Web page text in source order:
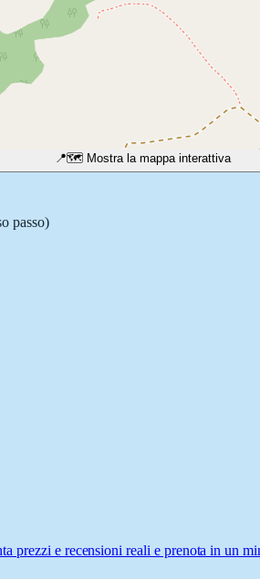
📍🗺️ Mostra la mappa interattiva
passo)
prezzi e recensioni reali e prenota in un